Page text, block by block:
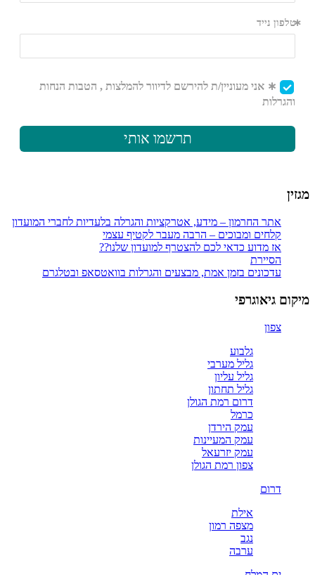
מגזין
אתר החרמון – מידע, אטרקציות והגרלה בלעדיות לחברי המועדון
קלחים ומבוכים – הרבה מעבר לקטיף עצמי
אז מדוע כדאי לכם להצטרף למועדון שלנו??
הסיירת
עדכונים בזמן אמת, מבצעים והגרלות בוואטסאפ ובטלגרם
מיקום גיאוגרפי
צפון
גלבוע
גליל מערבי
גליל עליון
גליל תחתון
דרום רמת הגולן
כרמל
עמק הירדן
עמק המעיינות
עמק יזרעאל
צפון רמת הגולן
דרום
אילת
מצפה רמון
נגב
ערבה